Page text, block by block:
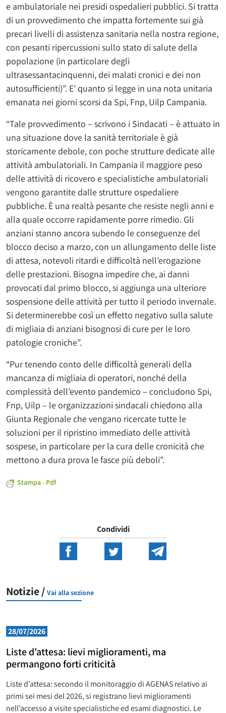
e ambulatoriale nei presidi ospedalieri pubblici. Si tratta
di un provvedimento che impatta fortemente sui già
precari livelli di assistenza sanitaria nella nostra regione,
con pesanti ripercussioni sullo stato di salute della
popolazione (in particolare degli
ultrasessantacinquenni, dei malati cronici e dei non
autosufficienti)”. E’ quanto si legge in una nota unitaria
emanata nei giorni scorsi da Spi, Fnp, Uilp Campania.
“Tale provvedimento – scrivono i Sindacati – è attuato in
una situazione dove la sanità territoriale è già
storicamente debole, con poche strutture dedicate alle
attività ambulatoriali. In Campania il maggiore peso
delle attività di ricovero e specialistiche ambulatoriali
vengono garantite dalle strutture ospedaliere
pubbliche. È una realtà pesante che resiste negli anni e
alla quale occorre rapidamente porre rimedio. Gli
anziani stanno ancora subendo le conseguenze del
blocco deciso a marzo, con un allungamento delle liste
di attesa, notevoli ritardi e difficoltà nell’erogazione
delle prestazioni. Bisogna impedire che, ai danni
provocati dal primo blocco, si aggiunga una ulteriore
sospensione delle attività per tutto il periodo invernale.
Si determinerebbe così un effetto negativo sulla salute
di migliaia di anziani bisognosi di cure per le loro
patologie croniche”.
“Pur tenendo conto delle difficoltà generali della
mancanza di migliaia di operatori, nonché della
complessità dell’evento pandemico – concludono Spi,
Fnp, Uilp – le organizzazioni sindacali chiedono alla
Giunta Regionale che vengano ricercate tutte le
soluzioni per il ripristino immediato delle attività
sospese, in particolare per la cura delle cronicità che
mettono a dura prova le fasce più deboli”.
Stampa - Pdf
Condividi
Notizie / Vai alla sezione
28/07/2026
Liste d’attesa: lievi miglioramenti, ma
permangono forti criticità
Liste d’attesa: secondo il monitoraggio di AGENAS relativo ai
primi sei mesi del 2026, si registrano lievi miglioramenti
nell’accesso a visite specialistiche ed esami diagnostici. Le